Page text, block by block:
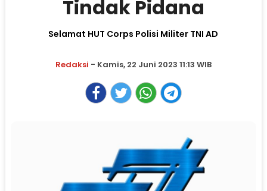
Tindak Pidana
Selamat HUT Corps Polisi Militer TNI AD
Redaksi - Kamis, 22 Juni 2023 11:13 WIB